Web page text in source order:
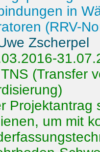
in
(RRV-
Zscherpel
(Transfer
Projektantrag
um mit